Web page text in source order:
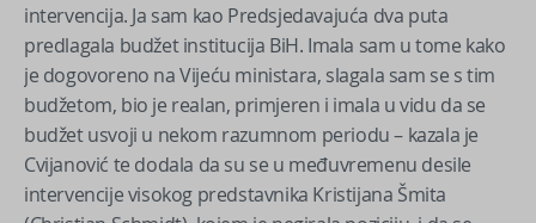
intervencija. Ja sam kao Predsjedavajuća dva puta
predlagala budžet institucija BiH. Imala sam u tome kako
je dogovoreno na Vijeću ministara, slagala sam se s tim
budžetom, bio je realan, primjeren i imala u vidu da se
budžet usvoji u nekom razumnom periodu – kazala je
Cvijanović te dodala da su se u međuvremenu desile
intervencije visokog predstavnika Kristijana Šmita